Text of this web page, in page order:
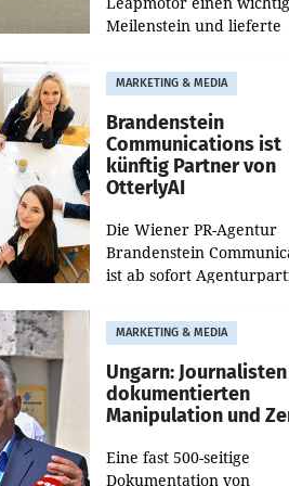
Meilenstein und lieferte
aus, womit sich das
gegenüber Juli 2025
verdoppelte (+102
MARKETING & MEDIA
Brandenstein
Communications ist
künftig Partner von
OtterlyAI
Die Wiener PR-Agentur
Brandenstein
ist ab sofort
Optimierungsplattform
OtterlyAI. Damit baut die
Agentur ihr
MARKETING & MEDIA
Ungarn: Journalisten
dokumentierten
Manipulation und
Eine fast 500-seitige
Dokumentation von